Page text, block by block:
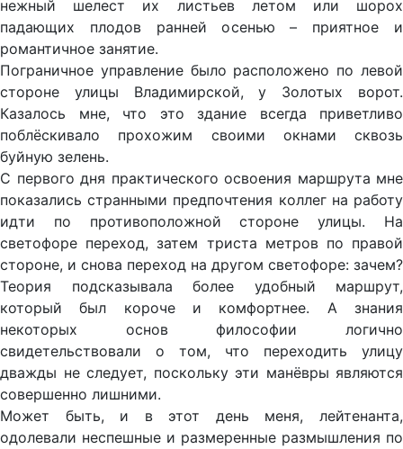
нежный шелест их листьев летом или шорох
падающих плодов ранней осенью – приятное и
романтичное занятие.
Пограничное управление было расположено по левой
стороне улицы Владимирской, у Золотых ворот.
Казалось мне, что это здание всегда приветливо
поблёскивало прохожим своими окнами сквозь
буйную зелень.
С первого дня практического освоения маршрута мне
показались странными предпочтения коллег на работу
идти по противоположной стороне улицы. На
светофоре переход, затем триста метров по правой
стороне, и снова переход на другом светофоре: зачем?
Теория подсказывала более удобный маршрут,
который был короче и комфортнее. А знания
некоторых основ философии логично
свидетельствовали о том, что переходить улицу
дважды не следует, поскольку эти манёвры являются
совершенно лишними.
Может быть, и в этот день меня, лейтенанта,
одолевали неспешные и размеренные размышления по